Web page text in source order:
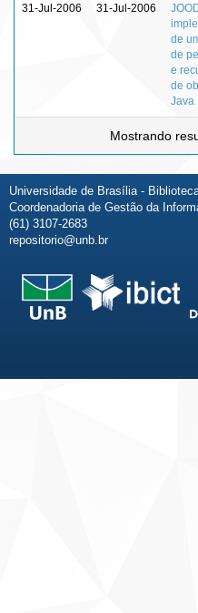
31-Jul-2006 31-Jul-2006
de
de
e
de
Java
Mostrando
Universidade de Brasília -
Coordenadoria de Gestão da
(61) 3107-2683
repositorio@unb.br